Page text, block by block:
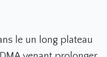
le un long plateau